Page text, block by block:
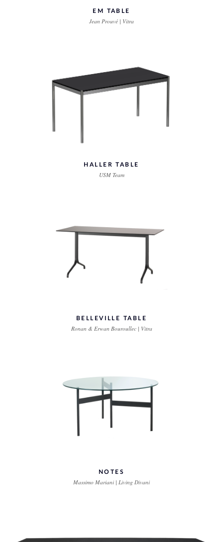
EM TABLE
Jean Prouvé | Vitra
HALLER TABLE
USM Team
BELLEVILLE TABLE
Ronan & Erwan Bouroullec | Vitra
NOTES
Massimo Mariani | Living Divani